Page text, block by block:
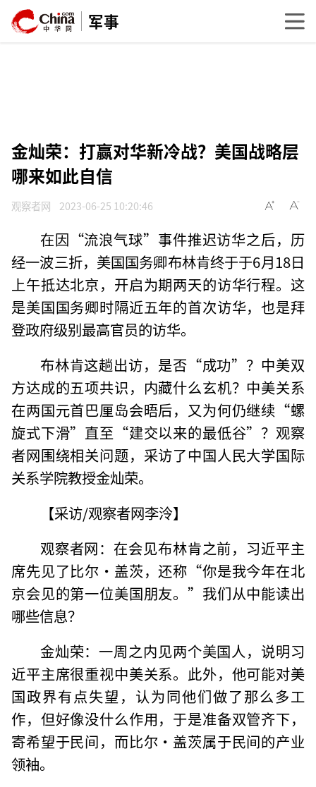
军事
金灿荣：打赢对华新冷战？美国战略层
哪来如此自信
观察者网 2023-06-25 10:20:46
在因“流浪气球”事件推迟访华之后，历
经一波三折，美国国务卿布林肯终于于6月18日
上午抵达北京，开启为期两天的访华行程。这
是美国国务卿时隔近五年的首次访华，也是拜
登政府级别最高官员的访华。
布林肯这趟出访，是否“成功”？中美双
方达成的五项共识，内藏什么玄机？中美关系
在两国元首巴厘岛会晤后，又为何仍继续“螺
旋式下滑”直至“建交以来的最低谷”？观察
者网围绕相关问题，采访了中国人民大学国际
关系学院教授金灿荣。
【采访/观察者网李泠】
观察者网：在会见布林肯之前，习近平主
席先见了比尔·盖茨，还称“你是我今年在北
京会见的第一位美国朋友。”我们从中能读出
哪些信息？
金灿荣：一周之内见两个美国人，说明习
近平主席很重视中美关系。此外，他可能对美
国政界有点失望，认为同他们做了那么多工
作，但好像没什么作用，于是准备双管齐下，
寄希望于民间，而比尔·盖茨属于民间的产业
领袖。